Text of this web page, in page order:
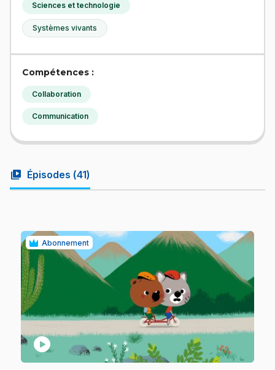
Sciences et technologie
Systèmes vivants
Compétences :
Collaboration
Communication
video_library Épisodes (41)
Abonnement
play_circle